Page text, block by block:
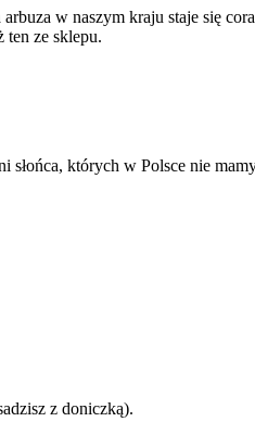
w naszym kraju staje się
ten ze sklepu.
których w Polsce nie
z doniczką).